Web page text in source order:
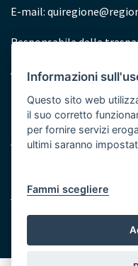
E-mail:
Redazione
Responsabile della
Accessibilità
Menu
©
Informazioni
Questo sito web
il suo corretto
per fornire servizi
ultimi saranno
Fammi scegliere